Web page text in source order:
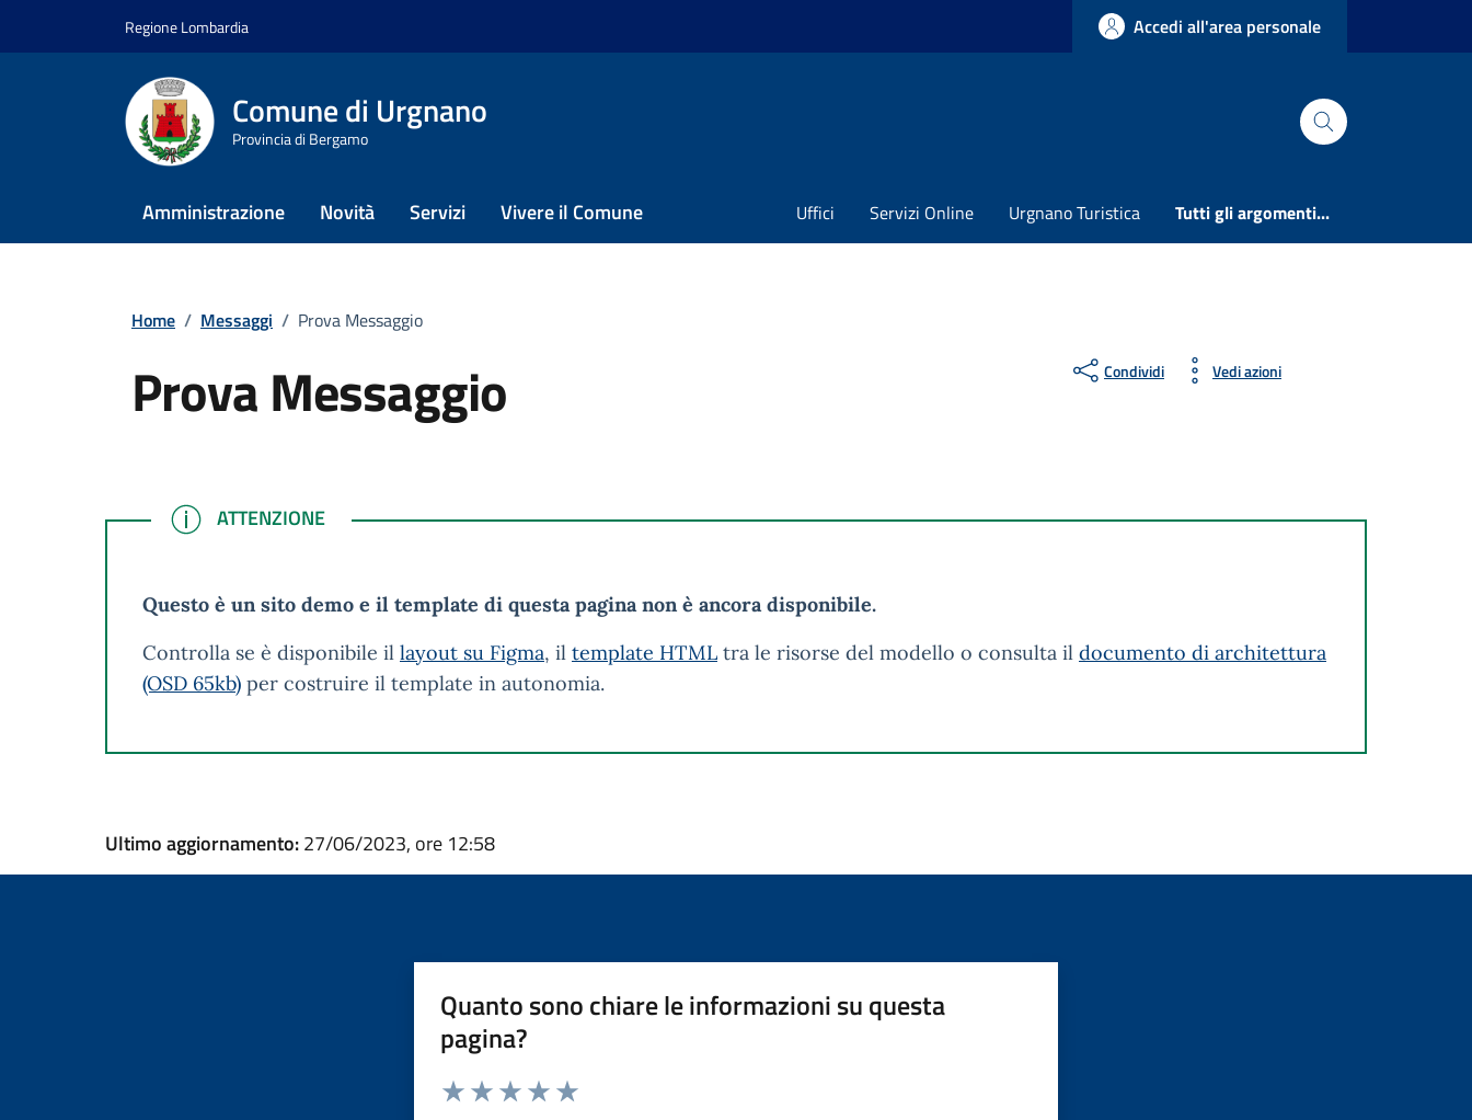
Regione Lombardia Accedi all'area personale
Comune di Urgnano
Provincia di Bergamo
Amministrazione Novità Servizi Vivere il Comune Uffici Servizi Online Urgnano Turistica Tutti gli argomenti...
Home / Messaggi / Prova Messaggio
Prova Messaggio Condividi Vedi azioni
ATTENZIONE
ATTENZIONE
Questo è un sito demo e il template di questa pagina non è ancora disponibile.
Controlla se è disponibile il layout su Figma, il template HTML tra le risorse del modello o consulta il documento di architettura
(OSD 65kb) per costruire il template in autonomia.
Ultimo aggiornamento:27/06/2023, ore 12:58
Quanto sono chiare le informazioni su questa
pagina?